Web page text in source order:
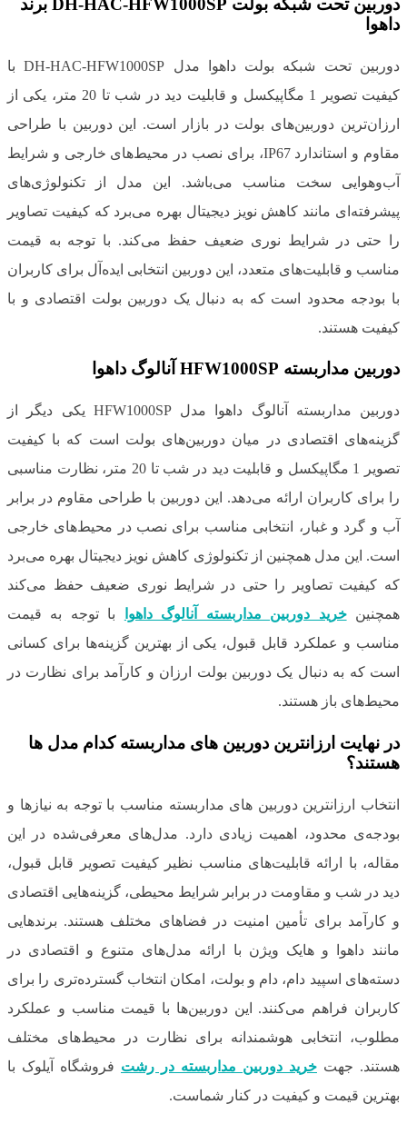
دوربین تحت شبکه بولت DH-HAC-HFW1000SP برند
داهوا
دوربین تحت شبکه بولت داهوا مدل DH-HAC-HFW1000SP با
کیفیت تصویر 1 مگاپیکسل و قابلیت دید در شب تا 20 متر، یکی از
ارزان‌ترین دوربین‌های بولت در بازار است. این دوربین با طراحی
مقاوم و استاندارد IP67، برای نصب در محیط‌های خارجی و شرایط
آب‌وهوایی سخت مناسب می‌باشد. این مدل از تکنولوژی‌های
پیشرفته‌ای مانند کاهش نویز دیجیتال بهره می‌برد که کیفیت تصاویر
را حتی در شرایط نوری ضعیف حفظ می‌کند. با توجه به قیمت
مناسب و قابلیت‌های متعدد، این دوربین انتخابی ایده‌آل برای کاربران
با بودجه محدود است که به دنبال یک دوربین بولت اقتصادی و با
کیفیت هستند.
دوربین مداربسته HFW1000SP آنالوگ داهوا
دوربین مداربسته آنالوگ داهوا مدل HFW1000SP یکی دیگر از
گزینه‌های اقتصادی در میان دوربین‌های بولت است که با کیفیت
تصویر 1 مگاپیکسل و قابلیت دید در شب تا 20 متر، نظارت مناسبی
را برای کاربران ارائه می‌دهد. این دوربین با طراحی مقاوم در برابر
آب و گرد و غبار، انتخابی مناسب برای نصب در محیط‌های خارجی
است. این مدل همچنین از تکنولوژی کاهش نویز دیجیتال بهره می‌برد
که کیفیت تصاویر را حتی در شرایط نوری ضعیف حفظ می‌کند
همچنینخرید دوربین مداربسته آنالوگ داهوا
با توجه به قیمت
مناسب و عملکرد قابل قبول، یکی از بهترین گزینه‌ها برای کسانی
است که به دنبال یک دوربین بولت ارزان و کارآمد برای نظارت در
محیط‌های باز هستند.
در نهایت ارزانترین دوربین های مداربسته کدام مدل ها
هستند؟
انتخاب ارزانترین دوربین های مداربسته مناسب با توجه به نیازها و
بودجه‌ی محدود، اهمیت زیادی دارد. مدل‌های معرفی‌شده در این
مقاله، با ارائه قابلیت‌های مناسب نظیر کیفیت تصویر قابل قبول،
دید در شب و مقاومت در برابر شرایط محیطی، گزینه‌هایی اقتصادی
و کارآمد برای تأمین امنیت در فضاهای مختلف هستند. برندهایی
مانند داهوا و هایک ویژن با ارائه مدل‌های متنوع و اقتصادی در
دسته‌های اسپید دام، دام و بولت، امکان انتخاب گسترده‌تری را برای
کاربران فراهم می‌کنند. این دوربین‌ها با قیمت مناسب و عملکرد
مطلوب، انتخابی هوشمندانه برای نظارت در محیط‌های مختلف
هستند. جهت خرید دوربین مداربسته در رشت فروشگاه آیلوک با
بهترین قیمت و کیفیت در کنار شماست.